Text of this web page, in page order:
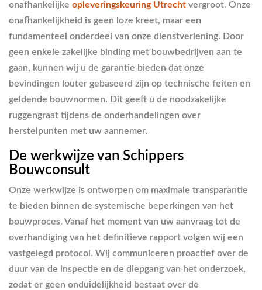
onafhankelijke opleveringskeuring Utrecht vergroot. Onze
onafhankelijkheid is geen loze kreet, maar een
fundamenteel onderdeel van onze dienstverlening. Door
geen enkele zakelijke binding met bouwbedrijven aan te
gaan, kunnen wij u de garantie bieden dat onze
bevindingen louter gebaseerd zijn op technische feiten en
geldende bouwnormen. Dit geeft u de noodzakelijke
ruggengraat tijdens de onderhandelingen over
herstelpunten met uw aannemer.
De werkwijze van Schippers
Bouwconsult
Onze werkwijze is ontworpen om maximale transparantie
te bieden binnen de systemische beperkingen van het
bouwproces. Vanaf het moment van uw aanvraag tot de
overhandiging van het definitieve rapport volgen wij een
vastgelegd protocol. Wij communiceren proactief over de
duur van de inspectie en de diepgang van het onderzoek,
zodat er geen onduidelijkheid bestaat over de